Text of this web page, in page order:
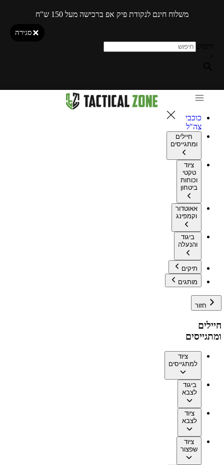
משלוח חינם לנקודת פיק אפ ברכישה מעל 150 ש"ח
סגירה
כוכבי
צה"ל
חיילים
ומתגייסים
ציוד
טקטי
וכוחות
ביטחון
אאוטדור
וקמפינג
ביגוד
והנעלה
תיקים
מותגים
חזור
חיילים
ומתגייסים
ציוד
למתגייסים
ביגוד
לצבא
ציוד
לצבא
ציוד
שפצור